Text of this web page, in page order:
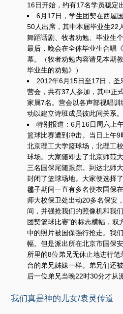
16日开始，约有17名学员稳定
6月17日，学生团契在西屋
50人出席，其中本届毕业生22
舞蹈话剧、牧者劝勉、毕业生
最后，晚会在全体毕业生合唱
幕。（牧者劝勉内容请见本期
毕业生的劝勉》）
2012年6月15日至17日，
营会，共有37人参加，其中正
家属7名。营会以各声部视唱
动以建立诗班成员彼此间关系
特别报道：6月16日周六上
篮球比赛遭到冲击。当日上午
北京理工大学篮球场，北理工
球场。大家随即去了北京师范
三名国保尾随跟踪。到达北师
封闭了篮球场地。大家便选择
毽子期间一直有多名便衣国保
师大校保卫处出动20多名保安
间，并强抢我们的照像机和我
团契篮球比赛”的标志横幅，
中的照片被国保强行抢走。我
幅。但是派出所在北京市国保
所里的8位弟兄无休止地进行
台的弟兄姊妹一样。弟兄们还
后一位弟兄当晚22时30分才从
我们真是神的儿女/袁灵传道